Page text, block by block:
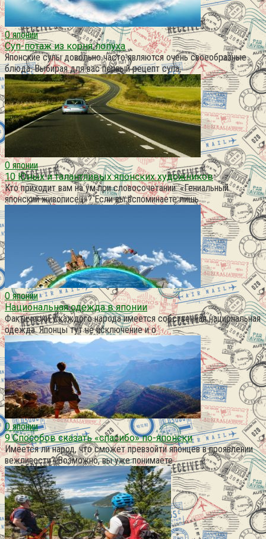
О японии
Суп-потаж из корня лопуха
Японские супы довольно часто являются очень своеобразные
блюда. Выбирая для вас первый рецепт супа,
О японии
10 Юных и талантливых японских художников
Кто приходит вам на ум при словосочетании: «Гениальный
японский живописец»? Если вы вспоминаете лишь
О японии
Национальная одежда в японии
Фактически у каждого народа имеется собственная национальная
одежда. Японцы тут не исключение и о
О японии
9 Способов сказать «спасибо» по-японски
Имеется ли народ, что сможет превзойти японцев в проявлении
вежливости? Возможно, вы уже понимаете